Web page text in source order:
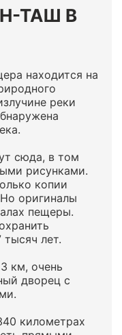
ТАШ В
находится на
реки
сюда, в том
рисунками.
копии
оригиналы
пещеры.
лет.
км, очень
дворец с
километрах